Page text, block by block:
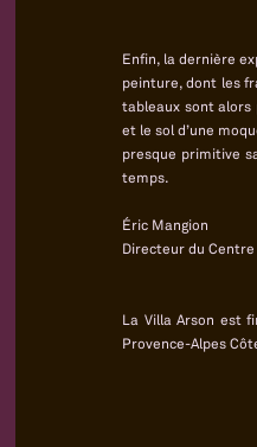
Enfin, la dernière
peinture, dont les
tableaux sont alors
et le sol d’une
presque primitive
temps.
Éric Mangion
Directeur du
La Villa Arson est
Provence-Alpes